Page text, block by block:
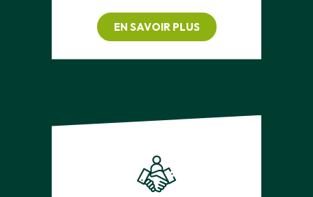
EN SAVOIR PLUS